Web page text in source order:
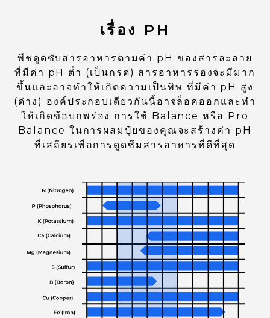
เรื่อง PH
พืชดูดซับสารอาหารตามค่า pH ของสารละลาย
ที่มีค่า pH ต่ํา (เป็นกรด) สารอาหารรองจะมีมาก
ขึ้นและอาจทําให้เกิดความเป็นพิษ ที่มีค่า pH สูง
(ด่าง) องค์ประกอบเดียวกันนี้อาจล็อคออกและทํา
ให้เกิดข้อบกพร่อง การใช้ Balance หรือ Pro
Balance ในการผสมปุ๋ยของคุณจะสร้างค่า pH
ที่เสถียรเพื่อการดูดซึมสารอาหารที่ดีที่สุด